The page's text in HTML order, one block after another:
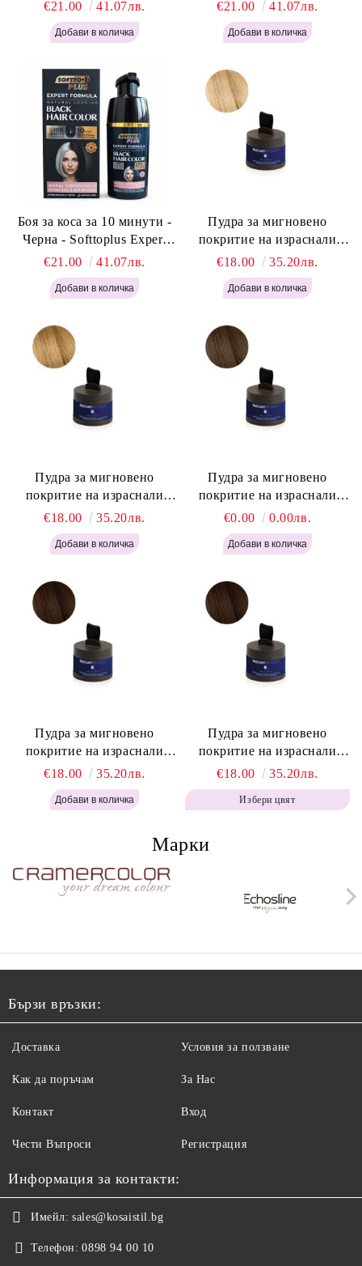
Light Brown 400мл
€21.00 41.07лв.
400 мл
€21.00 41.07лв.
Боя за коса за 10 минути -
Черна - Softtoplus Expert
Woman Black 400мл
€21.00 41.07лв.
Пудра за мигновено
покритие на израснали
корени Светло Русо - Labor
Pro Instant Retouch Powder -
Light Blonde H646
€18.00 35.20лв.
Пудра за мигновено
покритие на израснали
корени Русо - Labor Pro
Instant Retouch Powder -
Blonde H645
€18.00 35.20лв.
Пудра за мигновено
покритие на израснали
корени Светло Кафяво -
Labor Pro Instant Retouch
Powder - Light Brown H644
€0.00 0.00лв.
Пудра за мигновено
покритие на израснали
корени Топло Кафяво -
Labor Pro Instant Retouch
Powder - Warm Brown H643
€18.00 35.20лв.
Пудра за мигновено
покритие на израснали
корени Кафяво - Labor Pro
Instant Retouch Powder -
Brown H642
€18.00 35.20лв.
Избери цвят
Марки
Бързи връзки:
Доставка
Как да поръчам
Контакт
Чести Въпроси
Условия за ползване
За Нас
Вход
Регистрация
Информация за контакти:
Имейл: sales@kosaistil.bg
Телефон: 0898 94 00 10